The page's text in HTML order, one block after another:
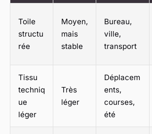
Toile
structu
rée
Moyen,
mais
stable
Bureau,
ville,
transport
Tissu
techniq
ue
léger
Très
léger
Déplacem
ents,
courses,
été